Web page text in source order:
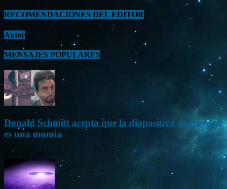
RECOMENDACIONES DEL EDITOR
Autor
MENSAJES POPULARES
Donald Schmitt acepta que la diapositiva de Roswell
es una momia
May 14, 2015